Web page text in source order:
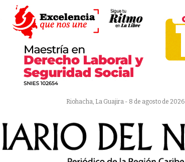
Riohacha, La Guajira - 8 de agosto de 2026